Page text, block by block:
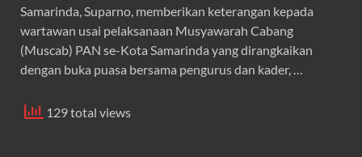
Samarinda, Suparno, memberikan keterangan kepada
wartawan usai pelaksanaan Musyawarah Cabang
(Muscab) PAN se-Kota Samarinda yang dirangkaikan
dengan buka puasa bersama pengurus dan kader, …
129 total views